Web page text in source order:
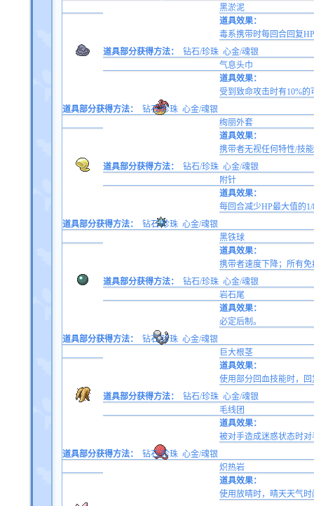
黑淤泥
道具效果：
毒系携带时每回合回复
道具部分获得方法：
钻石/珍珠 心金/魂银
气息头巾
道具效果：
受到致命攻击时有10%的
道具部分获得方法：
钻石/珍珠 心金/魂银
绚丽外套
道具效果：
携带者无视任何特性/技
道具部分获得方法：
钻石/珍珠 心金/魂银
附针
道具效果：
每回合减少HP最大值的
道具部分获得方法：
钻石/珍珠 心金/魂银
黑铁球
道具效果：
携带者速度下降；所有
道具部分获得方法：
钻石/珍珠 心金/魂银
岩石尾
道具效果：
必定后制。
道具部分获得方法：
钻石/珍珠 心金/魂银
巨大根茎
道具效果：
使用部分回血技能时，
道具部分获得方法：
钻石/珍珠 心金/魂银
毛线团
道具效果：
被对手造成迷惑状态时
道具部分获得方法：
钻石/珍珠 心金/魂银
炽热岩
道具效果：
使用放晴时，晴天天气